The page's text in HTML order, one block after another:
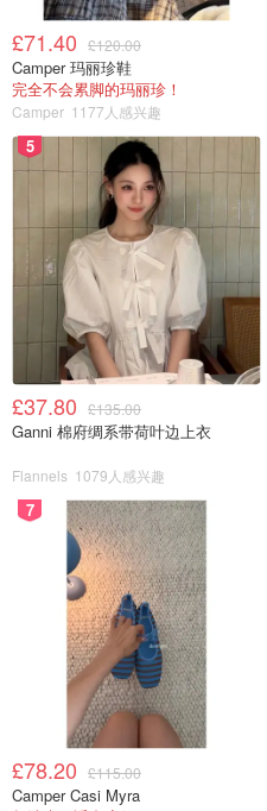
Anderson合作，推出了设计
✖️Uniqlo的合作，通过新颖
既古典又摩登的英伦风优衣
£71.40 £120.00
Camper 玛丽珍鞋
完全不会累脚的玛丽珍！
Camper 1177人感兴趣
5
£37.80 £135.00
Ganni 棉府绸系带荷叶边上衣
Flannels 1079人感兴趣
7
£78.20 £115.00
Camper Casi Myra